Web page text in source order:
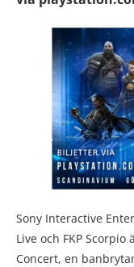
Sony Interactive
Live och FKP
Concert, en